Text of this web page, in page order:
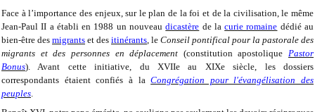
Face à l’importance des enjeux, sur le plan de la foi et de la civilisation, le même
Jean-Paul II a établi en 1988 un nouveaudicastère de lacurie romaine dédié au
bien-être des migrants et des itinérants , le Conseil pontifical pour la pastorale des
migrants et des personnes en déplacement (constitution apostolique Pastor
Bonus). Avant cette initiative, du XVIIe au XIXe siècle, les dossiers
correspondants étaient confiés à la Congrégation pour l'évangélisation des
peuples